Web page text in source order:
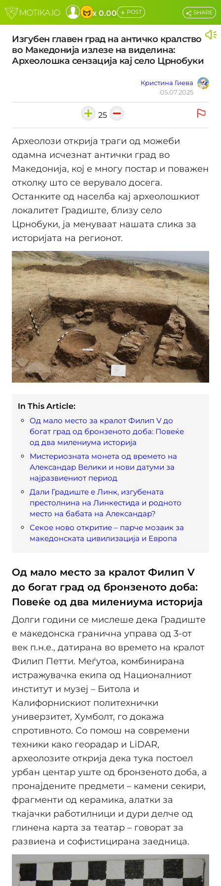
x 0.00 + POST
Изгубен главен град на античко кралство
во Македонија излезе на виделина:
Археолошка сензација кај село Црнобуки
Кристина Гиева
05.07.2025
SHARE
25
Археолози открија траги од можеби
одамна исчезнат антички град во
Македонија, кој е многу постар и поважен
отколку што се верувало досега.
Останките од населба кај археолошкиот
локалитет Градиште, близу село
Црнобуки, ја менуваат нашата слика за
историјата на регионот.
In This Article:
Од мало место за кралот Филип V до
богат град од бронзеното доба: Повеќе
од два милениума историја
Мистериозната монета од времето на
Александар Велики и нови датуми за
најразвиениот период
Дали Градиште е Линк, изгубената
престолнина на Линкестида и родното
место на бабата на Александар?
Секое ново откритие – парче мозаик за
македонската цивилизација и Европа
Од мало место за кралот Филип V
до богат град од бронзеното доба:
Повеќе од два милениума историја
Долги години се мислеше дека Градиште
е македонска гранична управа од 3-от
век п.н.е., датирана во времето на кралот
Филип Петти. Меѓутоа, комбинирана
истражувачка екипа од Националниот
институт и музеј – Битола и
Калифорнискиот политехнички
универзитет, Хумболт, го докажа
спротивното. Со помош на современи
техники како георадар и LiDAR,
археолозите открија дека тука постоел
урбан центар уште од бронзеното доба, а
пронајдените предмети – камени секири,
фрагменти од керамика, алатки за
ткајачки работилници и дури делче од
глинена карта за театар – говорат за
развиена и софистицирана заедница.